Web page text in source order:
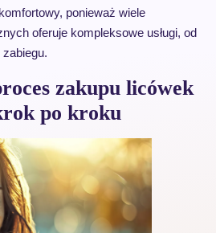
ponieważ wiele
oferuje kompleksowe usługi, od
zakupu licówek
po kroku